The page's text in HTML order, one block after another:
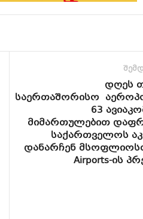
დღეს
საერთაშორისო
63
მიმართულებით
საქართველოს
დანარჩენ
Airports-ის